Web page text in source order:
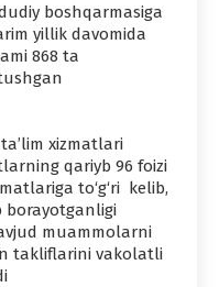
boshqarmasiga
yillik davomida
868 ta
xizmatlari
qariyb 96 foizi
to‘g‘ri kelib,
muammolarni
takliflarini vakolatli